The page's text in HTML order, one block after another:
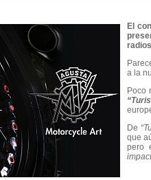
El
a la
Poco
De
que
pero